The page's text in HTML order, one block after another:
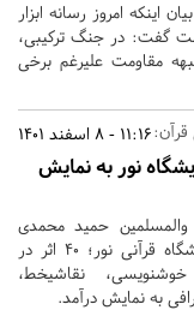
اینکه امروز رسانه ابزار
گفت: در جنگ ترکیبی،
مقاومت علیرغم برخی
11:16 - 8 اسفند 1401
نور به نمایش
حمید محمدی
گفت: در نمایشگاه قرآنی نور؛ ۴۰ اثر در
نقاشیخط،
به نمایش درآمد.